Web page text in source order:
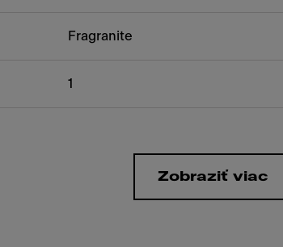
Fragranite
1
Zobraziť viac